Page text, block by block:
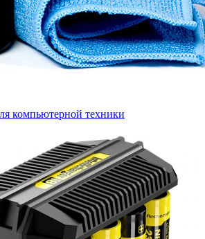
компьютерной техники